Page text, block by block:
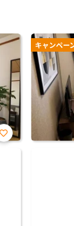
お気
キャンペー